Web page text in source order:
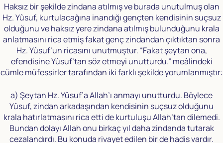
Haksız bir şekilde zindana atılmış ve burada unutulmuş olan
Hz. Yûsuf, kurtulacağına inandığı gençten kendisinin suçsuz
olduğunu ve haksız yere zindana atılmış bulunduğunu krala
anlatmasını rica etmiş fakat genç zindandan çıktıktan sonra
Hz. Yûsuf’un ricasını unutmuştur. “Fakat şeytan ona,
efendisine Yûsuf’tan söz etmeyi unutturdu.” meâlindeki
cümle müfessirler tarafından iki farklı şekilde yorumlanmıştır:
a) Şeytan Hz. Yûsuf’a Allah’ı anmayı unutturdu. Böylece
Yûsuf, zindan arkadaşından kendisinin suçsuz olduğunu
krala hatırlatmasını rica etti de kurtuluşu Allah’tan dilemedi.
Bundan dolayı Allah onu birkaç yıl daha zindanda tutarak
cezalandırdı. Bu konuda rivayet edilen bir de hadis vardır.